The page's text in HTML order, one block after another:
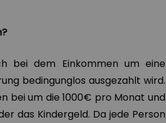
bei dem Einkommen um eine
bedingunglos ausgezahlt wird.
bei um die 1000€ pro Monat und
das Kindergeld. Da jede Person